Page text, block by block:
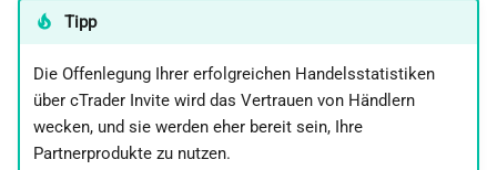
Tipp
Die Offenlegung Ihrer erfolgreichen Handelsstatistiken
über cTrader Invite wird das Vertrauen von Händlern
wecken, und sie werden eher bereit sein, Ihre
Partnerprodukte zu nutzen.